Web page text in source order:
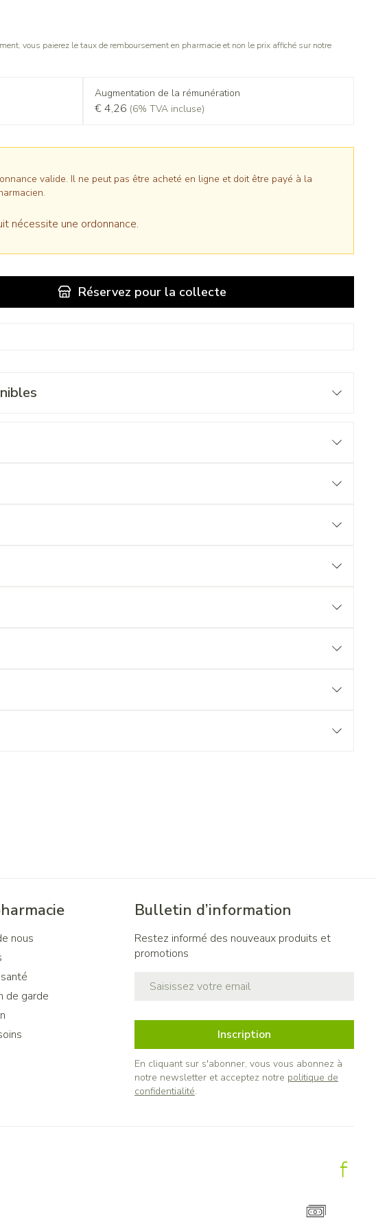
vous paierez le taux de remboursement en pharmacie et non le prix affiché sur notre
Augmentation de la rémunération
€ 4,26 (6% TVA incluse)
valide. Il ne peut pas être acheté en ligne et doit être payé à la
nécessite une ordonnance.
Réservez pour la collecte
nous
de garde
Bulletin d’information
Restez informé des nouveaux produits et
promotions
Inscription
En cliquant sur s'abonner, vous vous abonnez à
notre newsletter et acceptez notre politique de
confidentialité.